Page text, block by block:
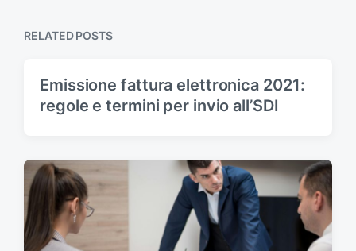
t
t
RELATED POSTS
Emissione fattura elettronica 2021:
regole e termini per invio all’SDI